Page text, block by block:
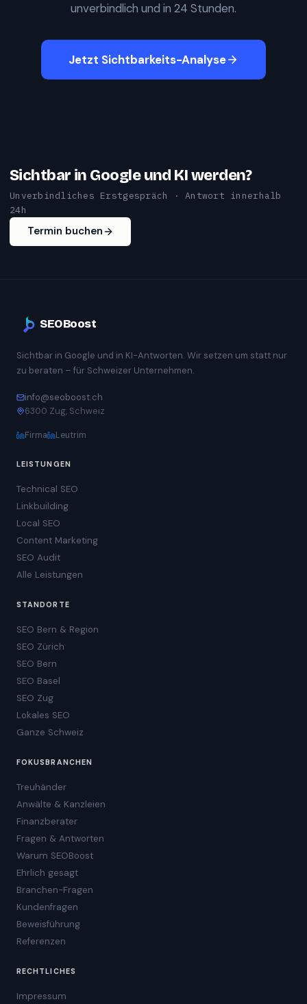
unverbindlich und in 24 Stunden.
Jetzt Sichtbarkeits-Analyse
Sichtbar in Google und KI werden?
Unverbindliches Erstgespräch · Antwort innerhalb
24h
Termin buchen
SEOBoost
Sichtbar in Google und in KI-Antworten. Wir setzen um statt nur
zu beraten – für Schweizer Unternehmen.
info@seoboost.ch
6300 Zug, Schweiz
Firma Leutrim
LEISTUNGEN
Technical SEO
Linkbuilding
Local SEO
Content Marketing
SEO Audit
Alle Leistungen
STANDORTE
SEO Bern & Region
SEO Zürich
SEO Bern
SEO Basel
SEO Zug
Lokales SEO
Ganze Schweiz
FOKUSBRANCHEN
Treuhänder
Anwälte & Kanzleien
Finanzberater
Fragen & Antworten
Warum SEOBoost
Ehrlich gesagt
Branchen-Fragen
Kundenfragen
Beweisführung
Referenzen
RECHTLICHES
Impressum